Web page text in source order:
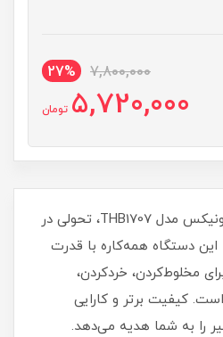
7,800,000
27%
5,720,000 تومان
با گوشت‌کوب 4 کاره تلیونیکس مدل THB1707، تحولی در
این دستگاه همه‌کاره با قدرت
مخلوط‌کردن، خردکردن،
کیفیت برتر و کارایی
را به شما هدیه می‌دهد.